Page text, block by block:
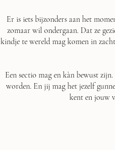
Er is iets bijzonders aan het
zomaar wil ondergaan. Dat ze
kindje te wereld mag komen in
Een sectio mag en kàn bewust
worden. En jij mag het jezelf
kent en jouw